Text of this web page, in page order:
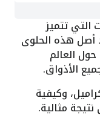
التي تتميز
أصل هذه الحلوى
العالم
الأذواق.
وكيفية
مثالية.